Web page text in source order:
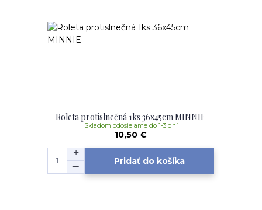
Roleta protislnečná 1ks 36x45cm MINNIE
10,50 €
Skladom odosielame do 1-3 dní
Pridať do košíka